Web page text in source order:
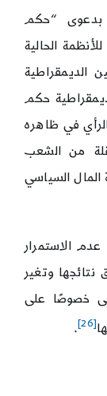
بدعوى “حكم
الحالية
الديمقراطية
حكم
الرأي في ظاهره
من الشعب
السياسي
الاستمرار
وتغير
خصوصًا على
[26]
.